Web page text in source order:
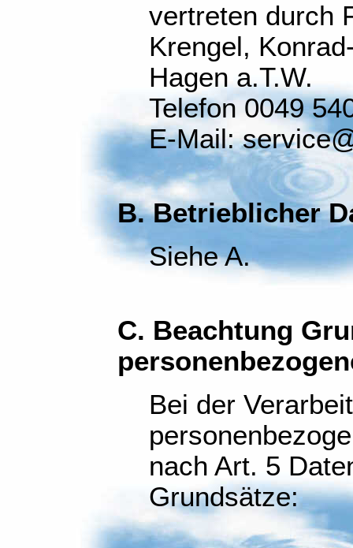
vertreten durch
Krengel,
Hagen a.T.W.
Telefon 0049
E-Mail:
B. Betrieblicher
Siehe A.
C. Beachtung
Bei der
nach Art. 5
Grundsätze: